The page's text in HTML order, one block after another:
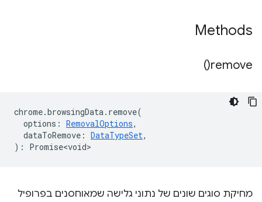
Methods
remove(
)
chrome.browsingData. remove(
options : RemovalOptions,
dataToRemove : DataTypeSet,
) : Promise<void>
מחיקת סוגים שונים של נתוני גלישה שמאוחסנים בפרופיל